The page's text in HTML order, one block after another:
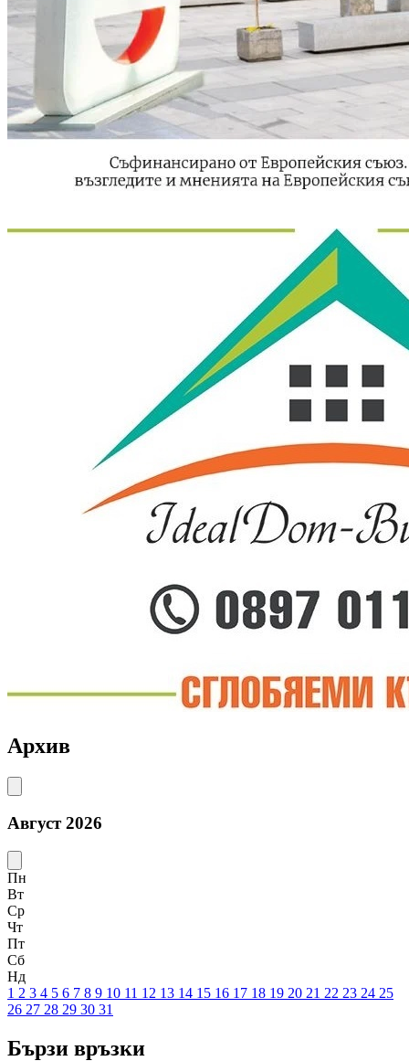
Архив
Август 2026
Пн
Вт
Ср
Чт
Пт
Сб
Нд
1 2 3 4 5 6 7 8 9 10 11 12 13 14 15 16 17 18 19 20 21 22 23 24 25
26 27 28 29 30 31
Бързи връзки